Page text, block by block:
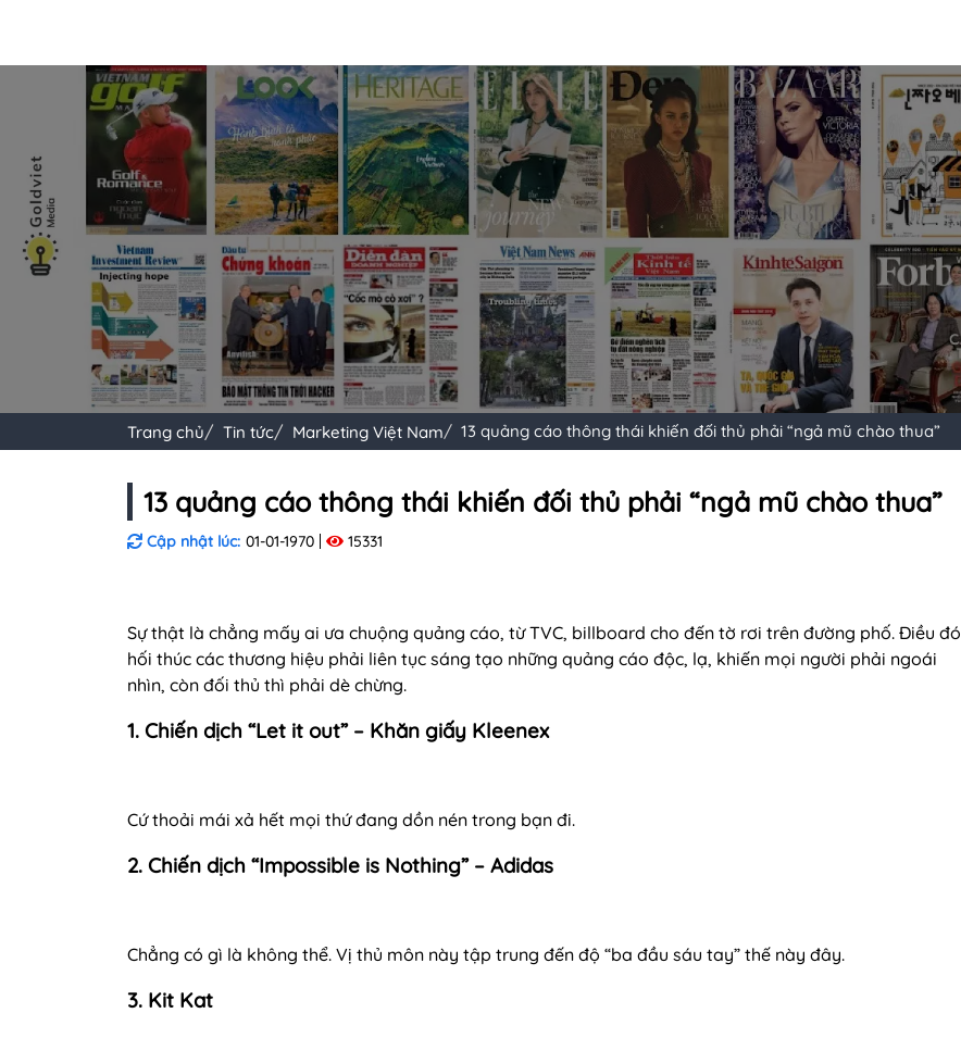
Trang chủ Tin tức Marketing Việt Nam 13 quảng cáo thông thái khiến đối thủ phải “ngả mũ chào thua”
13 quảng cáo thông thái khiến đối thủ phải “ngả mũ chào thua”
Cập nhật lúc: 01-01-1970 15331
Sự thật là chẳng mấy ai ưa chuộng quảng cáo, từ TVC, billboard cho đến tờ rơi trên đường phố. Điều đó
hối thúc các thương hiệu phải liên tục sáng tạo những quảng cáo độc, lạ, khiến mọi người phải ngoái
nhìn, còn đối thủ thì phải dè chừng.
1. Chiến dịch “Let it out” – Khăn giấy Kleenex
Cứ thoải mái xả hết mọi thứ đang dồn nén trong bạn đi.
2. Chiến dịch “Impossible is Nothing” – Adidas
Chẳng có gì là không thể. Vị thủ môn này tập trung đến độ “ba đầu sáu tay” thế này đây.
3. Kit Kat